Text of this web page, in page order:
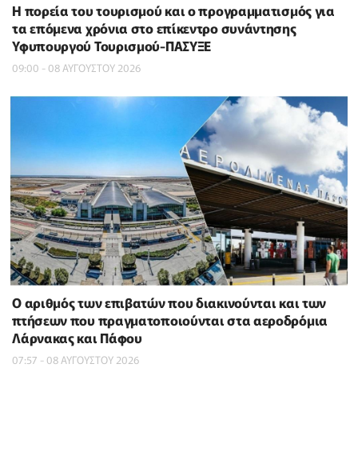
Η πορεία του τουρισμού και ο προγραμματισμός για
τα επόμενα χρόνια στο επίκεντρο συνάντησης
Υφυπουργού Τουρισμού-ΠΑΣΥΞΕ
09:00 - 08 ΑΥΓΟΥΣΤΟΥ 2026
Ο αριθμός των επιβατών που διακινούνται και των
πτήσεων που πραγματοποιούνται στα αεροδρόμια
Λάρνακας και Πάφου
07:57 - 08 ΑΥΓΟΥΣΤΟΥ 2026